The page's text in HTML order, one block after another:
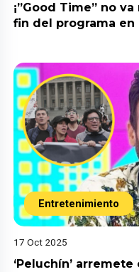
¡”Good Time” no
fin del programa en
Entretenimiento
17 Oct 2025
‘Peluchín’